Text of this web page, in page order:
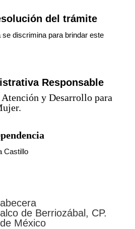
del trámite
se discrimina para brindar este
Responsable
y Desarrollo para
Castillo
de Berriozábal, CP.
México